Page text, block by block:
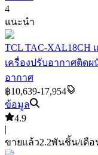
4
แนะนำ
TCL TAC-XAL18CH
เครื่องปรับอากาศติดผ
อากาศ
฿10,639-17,954
ข้อมูล
4.9
|
ขายแล้ว2.2พันชิ้น/เดือ